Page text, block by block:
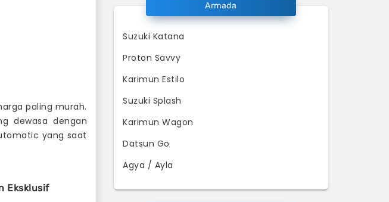
paling murah.
dewasa dengan
yang saat
Eksklusif
Armada
Suzuki Katana
Proton Savvy
Karimun Estilo
Suzuki Splash
Karimun Wagon
Datsun Go
Agya / Ayla